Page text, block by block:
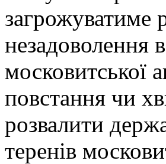
загрожуватиме
незадоволення
московитської
повстання чи
розвалити
теренів